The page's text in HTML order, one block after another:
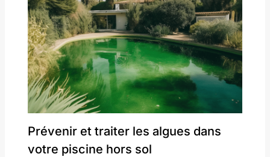
Prévenir et traiter les algues dans
votre piscine hors sol